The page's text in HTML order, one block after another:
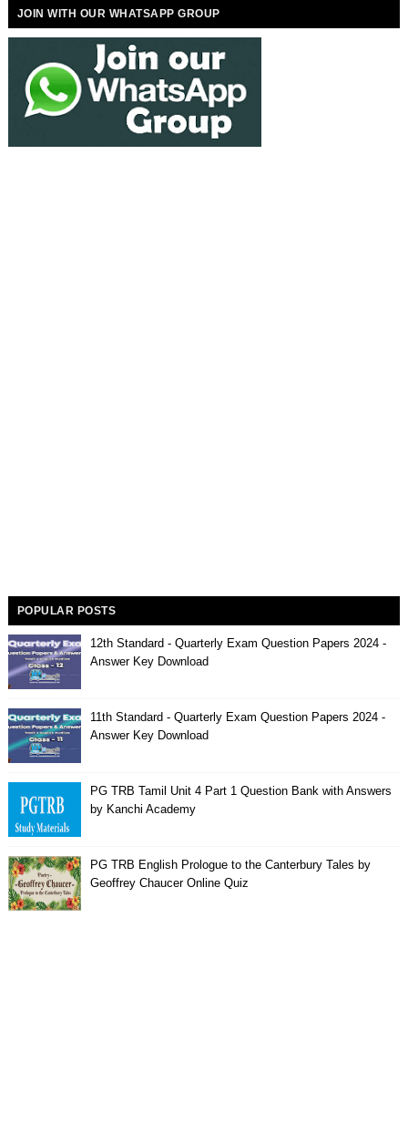
JOIN WITH OUR WHATSAPP GROUP
POPULAR POSTS
12th Standard - Quarterly Exam Question Papers 2024 -
Answer Key Download
11th Standard - Quarterly Exam Question Papers 2024 -
Answer Key Download
PG TRB Tamil Unit 4 Part 1 Question Bank with Answers
by Kanchi Academy
PG TRB English Prologue to the Canterbury Tales by
Geoffrey Chaucer Online Quiz